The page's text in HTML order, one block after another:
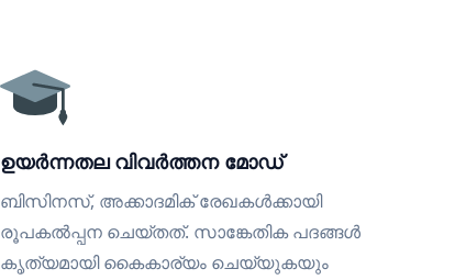
ഉയർന്നതല വിവർത്തന മോഡ്
ബിസിനസ്, അക്കാദമിക് രേഖകൾക്കായി
രൂപകൽപ്പന ചെയ്തത്. സാങ്കേതിക പദങ്ങൾ
കൃത്യമായി കൈകാര്യം ചെയ്യുകയും